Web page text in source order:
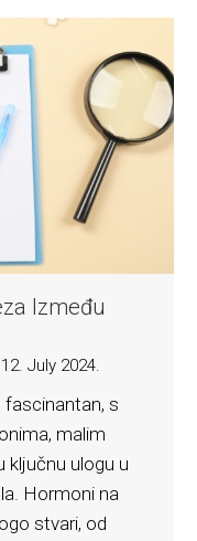
Između
12. July 2024.
s
malim
ključnu ulogu u
Hormoni na
stvari, od